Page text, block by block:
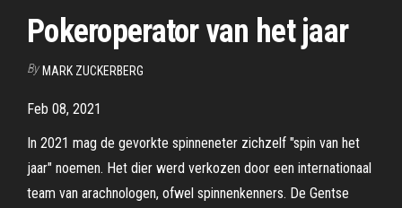
Pokeroperator van het jaar
By MARK ZUCKERBERG
Feb 08, 2021
In 2021 mag de gevorkte spinneneter zichzelf "spin van het
jaar" noemen. Het dier werd verkozen door een internationaal
team van arachnologen, ofwel spinnenkenners. De Gentse